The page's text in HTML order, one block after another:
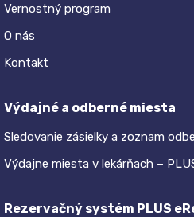
Vernostný program
O nás
Kontakt
Výdajné a odberné miesta
Sledovanie zásielky a zoznam
Výdajne miesta v lekárňach –
Rezervačný systém PLUS